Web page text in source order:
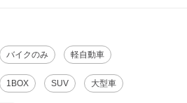
バイクのみ 軽自動車
1BOX SUV 大型車